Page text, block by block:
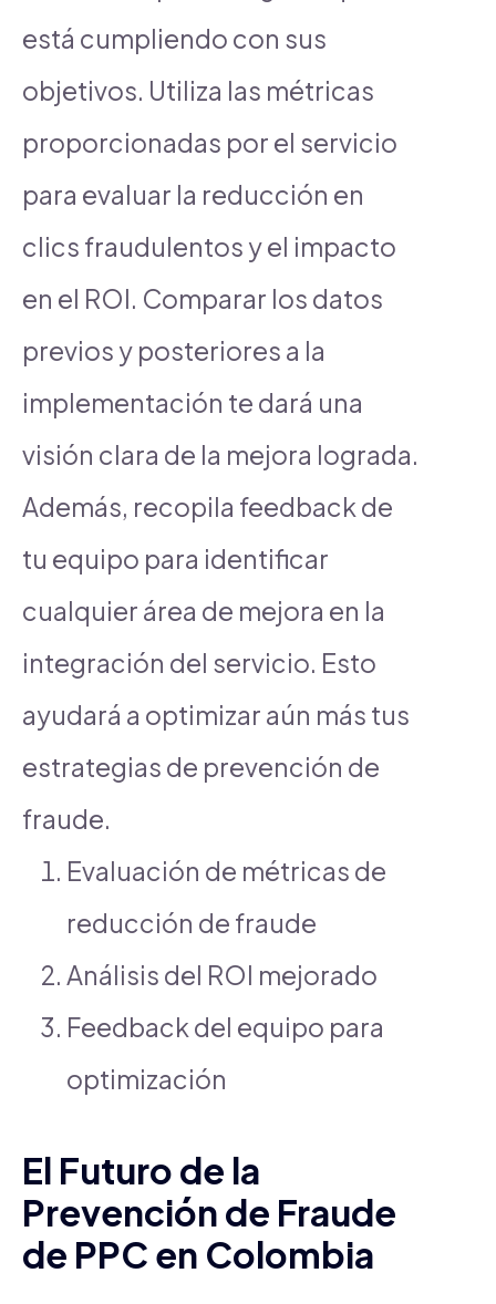
está cumpliendo con sus
objetivos. Utiliza las métricas
proporcionadas por el servicio
para evaluar la reducción en
clics fraudulentos y el impacto
en el ROI. Comparar los datos
previos y posteriores a la
implementación te dará una
visión clara de la mejora lograda.
Además, recopila feedback de
tu equipo para identificar
cualquier área de mejora en la
integración del servicio. Esto
ayudará a optimizar aún más tus
estrategias de prevención de
fraude.
Evaluación de métricas de
reducción de fraude
Análisis del ROI mejorado
Feedback del equipo para
optimización
El Futuro de la
Prevención de Fraude
de PPC en Colombia